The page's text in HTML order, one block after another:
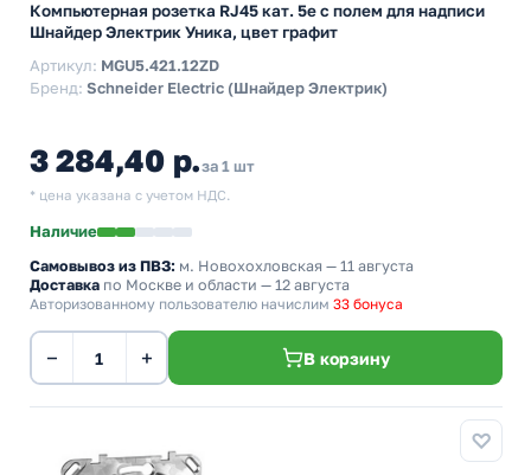
Компьютерная розетка RJ45 кат. 5е с полем для надписи
Шнайдер Электрик Уника, цвет графит
Артикул: MGU5.421.12ZD
Бренд: Schneider Electric (Шнайдер Электрик)
3 284,40 р.за 1 шт
* цена указана с учетом НДС.
Наличие
Самовывоз из ПВЗ: м. Новохохловская — 11 августа
Доставка по Москве и области — 12 августа
Авторизованному пользователю начислим 33 бонуса
− + В корзину